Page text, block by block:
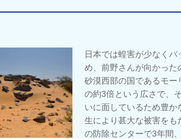
日本では蝗害が少なくバ
め、前野さんが向かった
砂漠西部の国であるモー
の約3倍という広さで、
いに面しているため豊
生により甚大な被害をも
の防除センターで3年間